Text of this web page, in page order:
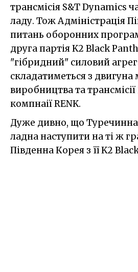
трансмісія S&T Dynamics
ладу. Тож Адміністрація
питань оборонних
друга партія K2 Black
"гібридний" силовий
складатиметься з двигуна
виробництва та трансмісії
компнаії RENK.
Дуже дивно, що
ладна наступити на ті ж
Південна Корея з її K2